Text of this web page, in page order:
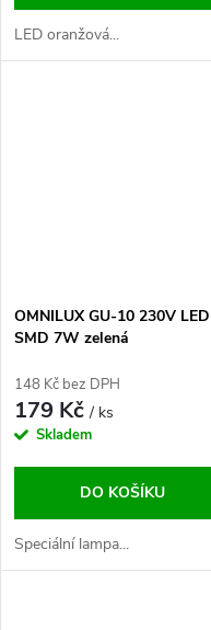
LED oranžová...
OMNILUX GU-10 230V LED
SMD 7W zelená
148 Kč bez DPH
179 Kč/ ks
Skladem
DO KOŠÍKU
Speciální lampa...